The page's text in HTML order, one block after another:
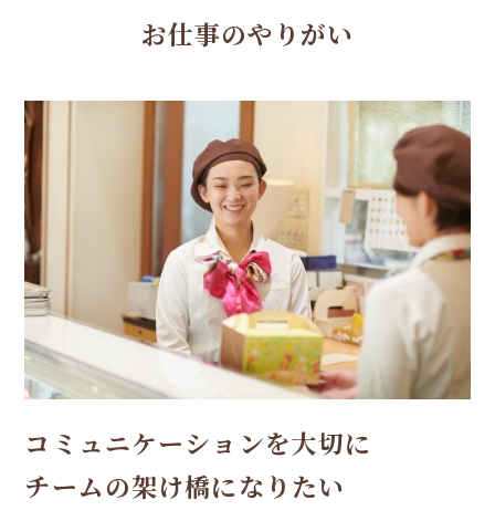
お仕事のやりがい
コミュニケーションを大切に
チームの架け橋になりたい